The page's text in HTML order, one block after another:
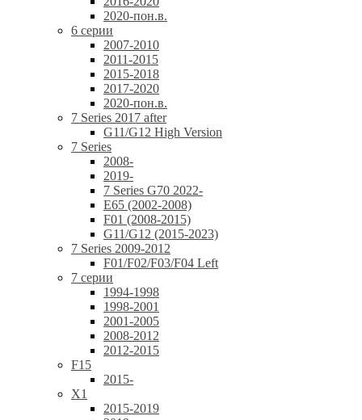
2020-пон.в.
6 серии
2007-2010
2011-2015
2015-2018
2017-2020
2020-пон.в.
7 Series 2017 after
G11/G12 High Version
7 Series
2008-
2019-
7 Series G70 2022-
E65 (2002-2008)
F01 (2008-2015)
G11/G12 (2015-2023)
7 Series 2009-2012
F01/F02/F03/F04 Left
7 серии
1994-1998
1998-2001
2001-2005
2008-2012
2012-2015
F15
2015-
X1
2015-2019